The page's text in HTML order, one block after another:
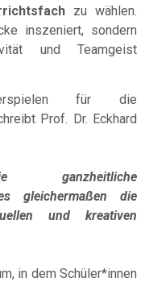
zu wählen.
inszeniert, sondern
und Teamgeist
für die
Prof. Dr. Eckhard
gleichermaßen die
und kreativen
in dem Schüler*innen